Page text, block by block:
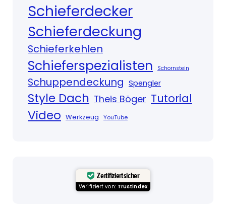
Schieferdecker
Schieferdeckung
Schieferkehlen
Schieferspezialisten Schornstein
Schuppendeckung Spengler
Style Dach Theis Böger Tutorial
Video Werkzeug YouTube
Zertifiziert sicher
Verifiziert von: Trustindex